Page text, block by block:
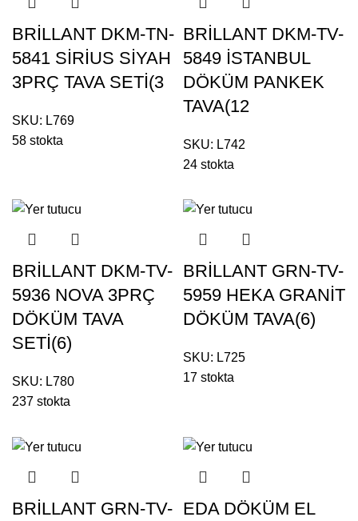
BRİLLANT DKM-TN-
5841 SİRİUS SİYAH
3PRÇ TAVA SETİ(3
SKU: L769
58 stokta
BRİLLANT DKM-TV-
5849 İSTANBUL
DÖKÜM PANKEK
TAVA(12
SKU: L742
24 stokta
BRİLLANT DKM-TV-
5936 NOVA 3PRÇ
DÖKÜM TAVA
SETİ(6)
SKU: L780
237 stokta
BRİLLANT GRN-TV-
5959 HEKA GRANİT
DÖKÜM TAVA(6)
SKU: L725
17 stokta
BRİLLANT GRN-TV- EDA DÖKÜM EL